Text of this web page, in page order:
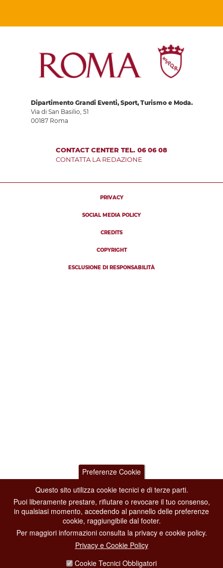
Dipartimento Grandi Eventi, Sport, Turismo e Moda.
Via di San Basilio, 51
00187 Roma
CONTACT CENTER TEL. 06 06 08
CONTATTA LA REDAZIONE
PRIVACY
SOCIAL MEDIA POLICY
CREDITS
COPYRIGHT
ESCLUSIONE DI RESPONSABILITÀ
Preferenze Cookie
Questo sito utilizza cookie tecnici e di terze parti.
Puoi liberamente prestare, rifiutare o revocare il tuo consenso,
in qualsiasi momento, accedendo al pannello delle preferenze
cookie, raggiungibile dal footer.
Per maggiori informazioni consulta la privacy e cookie policy.
Privacy e Cookie Policy
Cookie Tecnici Obbligatori